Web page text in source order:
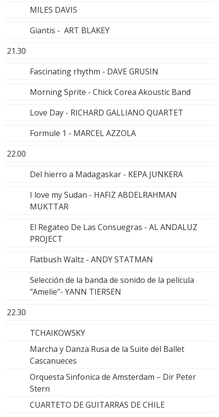
MILES DAVIS
Giantis - ART BLAKEY
21.30
Fascinating rhythm - DAVE GRUSIN
Morning Sprite - Chick Corea Akoustic Band
Love Day - RICHARD GALLIANO QUARTET
Formule 1 - MARCEL AZZOLA
22.00
Del hierro a Madagaskar - KEPA JUNKERA
I love my Sudan - HAFIZ ABDELRAHMAN
MUKTTAR
El Regateo De Las Consuegras - AL ANDALUZ
PROJECT
Flatbush Waltz - ANDY STATMAN
Selección de la banda de sonido de la película
"Amelie"- YANN TIERSEN
22.30
TCHAIKOWSKY
Marcha y Danza Rusa de la Suite del Ballet
Cascanueces
Orquesta Sinfonica de Amsterdam – Dir Peter
Stern
CUARTETO DE GUITARRAS DE CHILE